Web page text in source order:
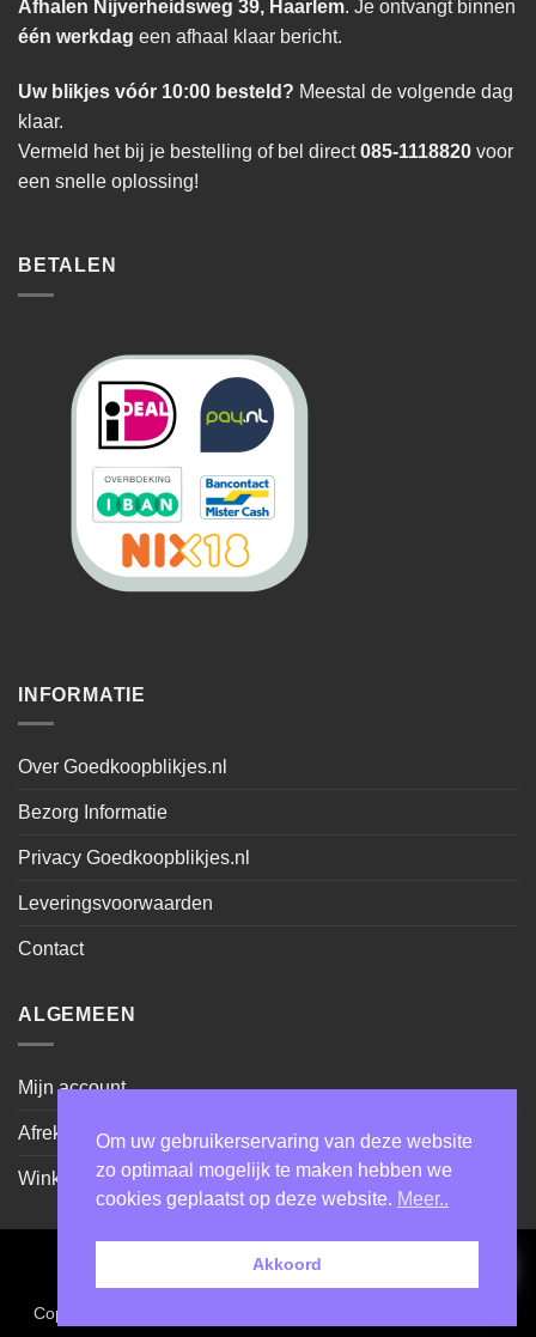
Afhalen Nijverheidsweg 39, Haarlem. Je ontvangt binnen
één werkdag een afhaal klaar bericht.
Uw blikjes vóór 10:00 besteld? Meestal de volgende dag
klaar.
Vermeld het bij je bestelling of bel direct085-1118820 voor
een snelle oplossing!
BETALEN
INFORMATIE
Over Goedkoopblikjes.nl
Bezorg Informatie
Privacy Goedkoopblikjes.nl
Leveringsvoorwaarden
Contact
ALGEMEEN
Mijn account
Afrekenen
Winkel
Cash
Pickup
IDeal
Copyright MKW Trading BV 2026 ©
Om uw gebruikerservaring van deze website
zo optimaal mogelijk te maken hebben we
cookies geplaatst op deze website. Meer..
Akkoord